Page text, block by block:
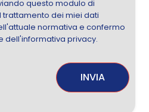
questo modulo di
trattamento dei miei dati
normativa e confermo
dell'informativa privacy.
INVIA